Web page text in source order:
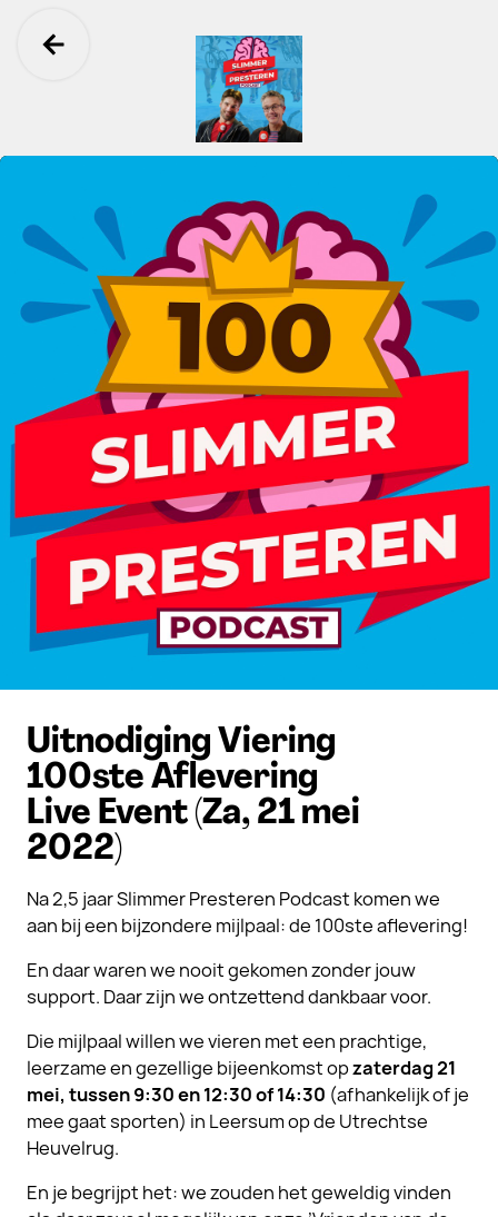
Ga terug
Uitnodiging Viering
100ste Aflevering
Live Event (Za, 21 mei
2022)
Na 2,5 jaar Slimmer Presteren Podcast komen we
aan bij een bijzondere mijlpaal: de 100ste aflevering!
En daar waren we nooit gekomen zonder jouw
support. Daar zijn we ontzettend dankbaar voor.
Die mijlpaal willen we vieren met een prachtige,
leerzame en gezellige bijeenkomst opzaterdag 21
mei, tussen 9:30 en 12:30 of 14:30 (afhankelijk of je
mee gaat sporten) in Leersum op de Utrechtse
Heuvelrug.
En je begrijpt het: we zouden het geweldig vinden